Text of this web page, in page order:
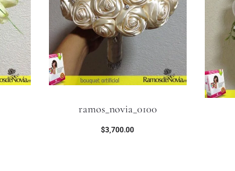
ramos_novia_0100
$3,700.00